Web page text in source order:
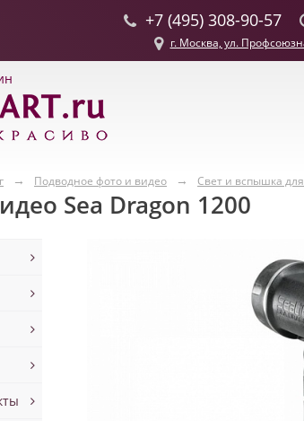
+7 (495) 308-90-57
г. Москва, ул.
Подводное фото и видео Свет и вспышка
Sea Dragon 1200